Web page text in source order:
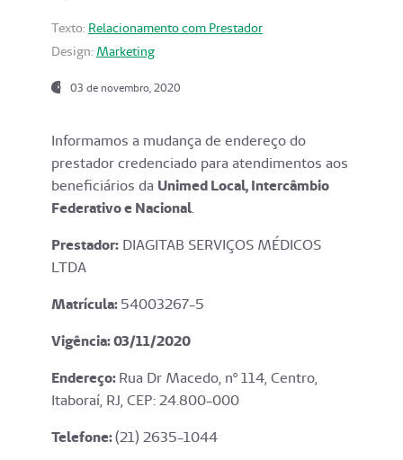
Texto: Relacionamento com Prestador
Design: Marketing
03 de novembro, 2020
Informamos a mudança de endereço do
prestador credenciado para atendimentos aos
beneficiários da Unimed Local, Intercâmbio
Federativo e Nacional.
Prestador: DIAGITAB SERVIÇOS MÉDICOS
LTDA
Matrícula:54003267-5
Vigência: 03/11/2020
Endereço:Rua Dr Macedo, nº 114, Centro,
Itaboraí, RJ, CEP: 24.800-000
Telefone:(21) 2635-1044